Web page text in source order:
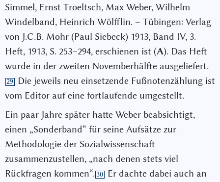
Simmel, Ernst Troeltsch, Max Weber, Wilhelm
Windelband, Heinrich Wölfflin. – Tübingen: Verlag
von J.C.B. Mohr (Paul Siebeck) 1913, Band IV, 3.
Heft, 1913, S. 253–294, erschienen ist (A). Das Heft
wurde in der zweiten Novemberhälfte ausgeliefert.
29
Die jeweils neu einsetzende Fußnotenzählung ist
vom Editor auf eine fortlaufende umgestellt.
Ein paar Jahre später hatte Weber beabsichtigt,
einen „Sonderband“ für seine Aufsätze zur
Methodologie der Sozialwissenschaft
zusammenzustellen, „nach denen stets viel
Rückfragen kommen“. 30
Er dachte dabei auch an